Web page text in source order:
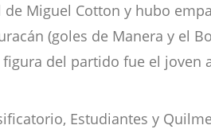
Miguel Cotton y hubo
(goles de Manera y el
del partido fue el joven
Estudiantes y